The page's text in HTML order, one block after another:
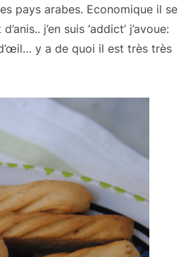
pays arabes. Economique il se
j’en suis ‘addict’ j’avoue:
y a de quoi il est très très